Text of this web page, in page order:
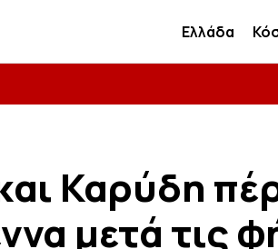
Ελλάδα
Καρύδη
μετά τις